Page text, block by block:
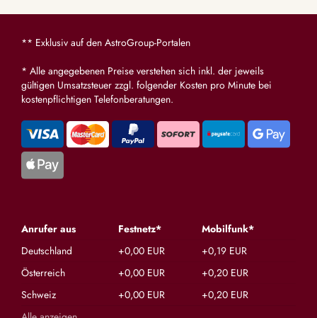
** Exklusiv auf den AstroGroup-Portalen
* Alle angegebenen Preise verstehen sich inkl. der jeweils
gültigen Umsatzsteuer zzgl. folgender Kosten pro Minute bei
kostenpflichtigen Telefonberatungen.
Anrufer aus Festnetz*
Mobilfunk*
Deutschland
+0,00 EUR
+0,19 EUR
Österreich
+0,00 EUR
+0,20 EUR
Schweiz
+0,00 EUR
+0,20 EUR